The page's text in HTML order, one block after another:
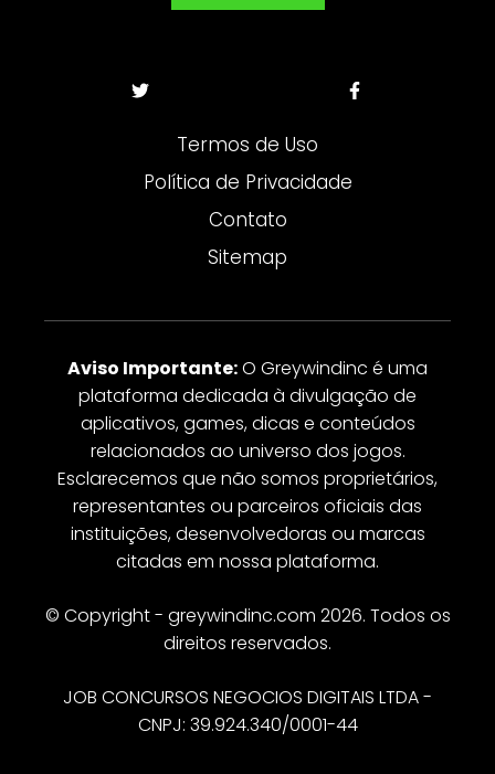
Termos de Uso
Política de Privacidade
Contato
Sitemap
Aviso Importante:O Greywindinc é uma
plataforma dedicada à divulgação de
aplicativos, games, dicas e conteúdos
relacionados ao universo dos jogos.
Esclarecemos que não somos proprietários,
representantes ou parceiros oficiais das
instituições, desenvolvedoras ou marcas
citadas em nossa plataforma.
© Copyright - greywindinc.com 2026. Todos os
direitos reservados.
JOB CONCURSOS NEGOCIOS DIGITAIS LTDA -
CNPJ: 39.924.340/0001-44